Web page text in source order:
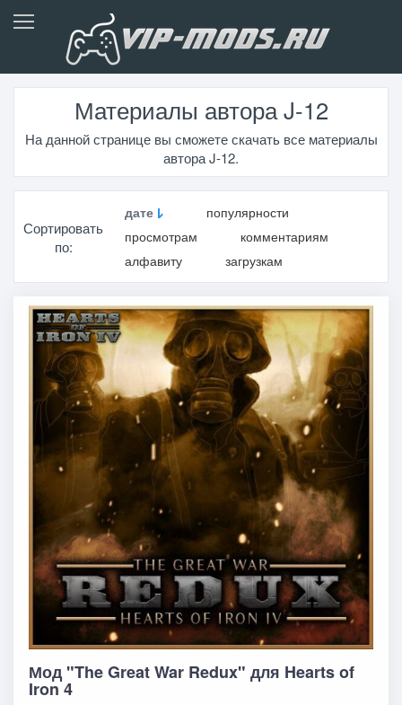
Материалы автора J-12
На данной странице вы сможете скачать все материалы
автора J-12.
Сортировать
по:
дате
популярности
просмотрам
комментариям
алфавиту
загрузкам
Мод "The Great War Redux" для Hearts of
Iron 4